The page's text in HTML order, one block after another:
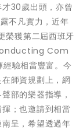
30歲出頭，亦曾
不凡實力，近年
榮獲第二屆西班牙
Com
驗相當豐富。今
師資規劃上，網
部的樂器指導，
；也邀請到相當
呈，希望透過年